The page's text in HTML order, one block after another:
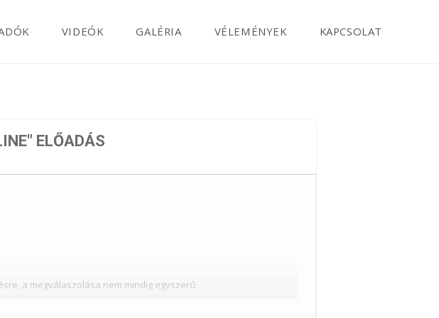
VIDEÓK GALÉRIA VÉLEMÉNYEK KAPCSOLAT
ELŐADÁS
a megválaszolása nem mindig egyszerű: